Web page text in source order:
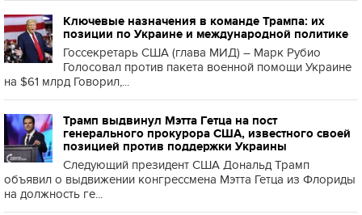
Ключевые назначения в команде Трампа: их
позиции по Украине и международной политике
Госсекретарь США (глава МИД) – Марк Рубио
Голосовал против пакета военной помощи Украине
на $61 млрд Говорил,...
Трамп выдвинул Мэтта Гетца на пост
генерального прокурора США, известного своей
позицией против поддержки Украины
Следующий президент США Дональд Трамп
объявил о выдвижении конгрессмена Мэтта Гетца из Флориды
на должность ге...